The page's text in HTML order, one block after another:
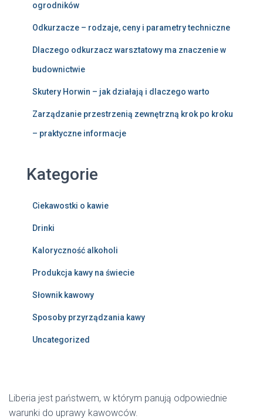
ogrodników
Odkurzacze – rodzaje, ceny i parametry techniczne
Dlaczego odkurzacz warsztatowy ma znaczenie w
budownictwie
Skutery Horwin – jak działają i dlaczego warto
Zarządzanie przestrzenią zewnętrzną krok po kroku
– praktyczne informacje
Kategorie
Ciekawostki o kawie
Drinki
Kaloryczność alkoholi
Produkcja kawy na świecie
Słownik kawowy
Sposoby przyrządzania kawy
Uncategorized
Liberia jest państwem, w którym panują odpowiednie
warunki do uprawy kawowców.